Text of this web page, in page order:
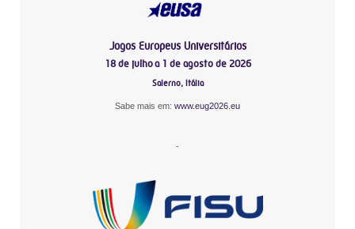
Jogos Europeus Universitários
18 de julho a 1 de agosto de 2026
Salerno, Itália
Sabe mais em: www.eug2026.eu
-